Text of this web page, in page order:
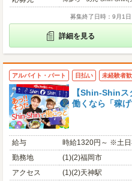
募集終了日時：9月1日
詳細を見る
アルバイト・パート 日払い 未経験者
【Shin-Shin
働くなら「稼
給与
時給1320円～ ※土
勤務地
(1)(2)福岡市
アクセス
(1)(2)天神駅